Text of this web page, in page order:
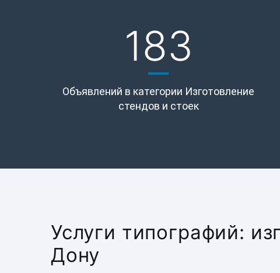
183
Объявлений в категории Изготовление
стендов и стоек
Услуги типографий:
Дону